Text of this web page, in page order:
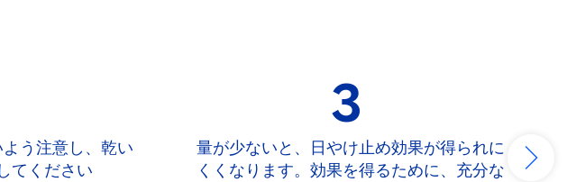
う注意し、乾い
てください
3
量が少ないと、日やけ止め効果が得られに
くくなります。効果を得るために、充分な